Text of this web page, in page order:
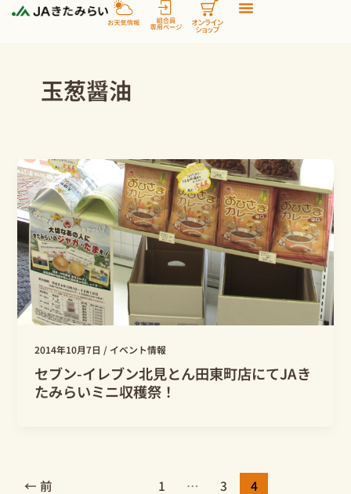
玉葱醤油
2014年10月7日 / イベント情報
セブン-イレブン北見とん田東町店にてJAき
たみらいミニ収穫祭！
← 前 1 … 3 4